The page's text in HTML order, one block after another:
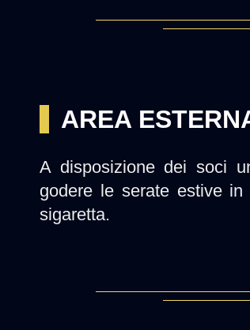
AREA
A disposizione dei soci
godere le serate estive
sigaretta.